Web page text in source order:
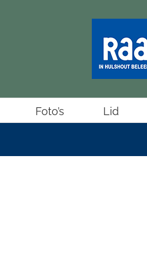
Foto’s Lid